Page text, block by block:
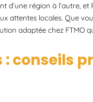
région à l’autre,
attentes locales. Que
adaptée chez FTMO
conseils